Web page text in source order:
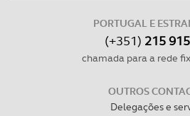
PORTUGAL E
(+351) 215
chamada para a rede
OUTROS
Delegações e